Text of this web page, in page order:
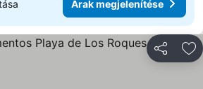
Árak megjelenítése